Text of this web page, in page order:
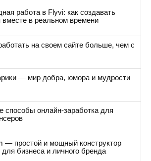
работа в Flyvi: как создавать
вместе в реальном времени
на своем сайте больше, чем с
— мир добра, юмора и мудрости
способы онлайн-заработка для
— простой и мощный конструктор
для бизнеса и личного бренда